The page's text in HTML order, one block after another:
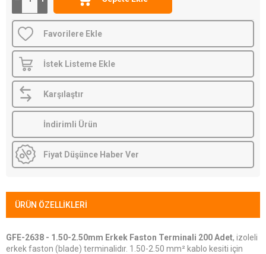
Favorilere Ekle
İstek Listeme Ekle
Karşılaştır
İndirimli Ürün
Fiyat Düşünce Haber Ver
ÜRÜN ÖZELLIKLERI
GFE-2638 - 1.50-2.50mm Erkek Faston Terminali 200 Adet, izoleli
erkek faston (blade) terminalidır. 1.50-2.50 mm² kablo kesiti için